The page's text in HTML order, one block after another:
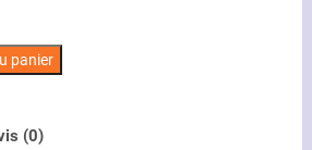
panier
(0)